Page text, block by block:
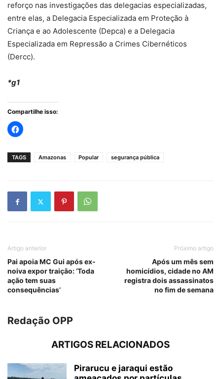
reforço nas investigações das delegacias especializadas,
entre elas, a Delegacia Especializada em Proteção à
Criança e ao Adolescente (Depca) e a Delegacia
Especializada em Repressão a Crimes Cibernéticos
(Dercc).
*g1
Compartilhe isso:
TAGS Amazonas Popular segurança pública
Artigo anterior
Pai apoia MC Gui após ex-
noiva expor traição: ‘Toda
ação tem suas
consequências’
Próximo artigo
Após um mês sem
homicídios, cidade no AM
registra dois assassinatos
no fim de semana
Redação OPP
ARTIGOS RELACIONADOS
Pirarucu e jaraqui estão